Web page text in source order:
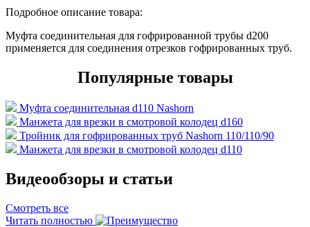
Подробное описание товара:
Муфта соединительная для гофрированной трубы d200
применяется для соединения отрезков гофрированных труб.
Популярные товары
Муфта соединительная d110 Nashorn
Манжета для врезки в смотровой колодец d160
Тройник для гофрированных труб Nashorn 110/110/90
Манжета для врезки в смотровой колодец d110
Видеообзоры и статьи
Смотреть все
Читать полностью